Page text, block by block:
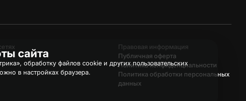
Правовая информация
Публичная оферта
Политика конфиденциальности
Политика обработки персональных
данных
сайта
обработку файлов cookie и других пользовательских
в настройках браузера.